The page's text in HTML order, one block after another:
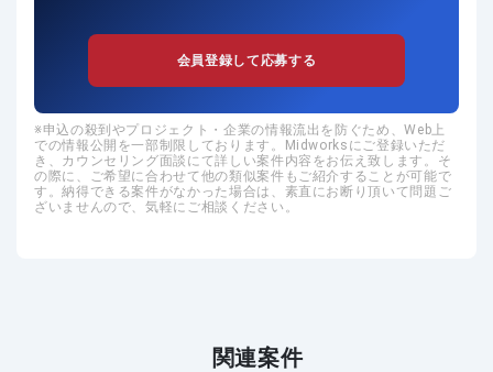
会員登録して応募する
申込の殺到やプロジェクト・企業の情報流出を防ぐため、Web上
での情報公開を一部制限しております。Midworksにご登録いただ
き、カウンセリング面談にて詳しい案件内容をお伝え致します。そ
の際に、ご希望に合わせて他の類似案件もご紹介することが可能で
す。納得できる案件がなかった場合は、素直にお断り頂いて問題ご
ざいませんので、気軽にご相談ください。
関連案件